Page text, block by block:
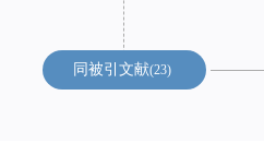
同被引文献 23